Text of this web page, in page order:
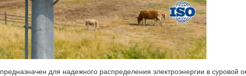
предназначен для надежного распределения электроэнергии в суровой